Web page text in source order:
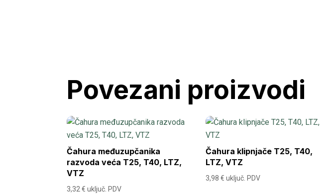
Povezani proizvodi
Čahura međuzupčanika
razvoda veća T25, T40, LTZ,
VTZ
3,32€ uključ. PDV
Čahura klipnjače T25, T40,
LTZ, VTZ
3,98€ uključ. PDV